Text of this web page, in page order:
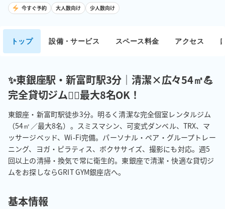
今すぐ予約 大人数向け 少人数向け
トップ 設備・サービス スペース料金 アクセス
✨東銀座駅・新富町駅3分｜清潔×広々54㎡💪
完全貸切ジム🏋️‍♀️最大8名OK！
東銀座・新富町駅徒歩3分。明るく清潔な完全個室レンタルジム
（54㎡／最大8名）。スミスマシン、可変式ダンベル、TRX、マ
ッサージベッド、Wi-Fi完備。パーソナル・ペア・グループトレー
ニング、ヨガ・ピラティス、ボクササイズ、撮影にも対応。週5
回以上の清掃・換気で常に衛生的。東銀座で清潔・快適な貸切ジ
ムをお探しならGRIT GYM銀座店へ。
基本情報